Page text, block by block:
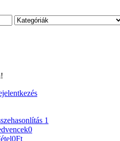
1
0
0Ft